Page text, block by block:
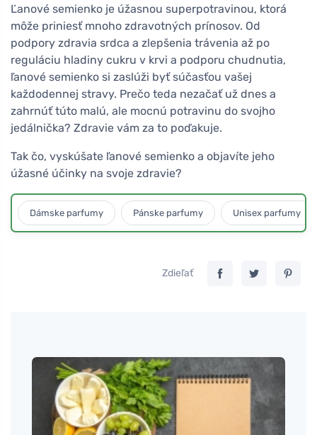
Ľanové semienko je úžasnou superpotravinou, ktorá
môže priniesť mnoho zdravotných prínosov. Od
podpory zdravia srdca a zlepšenia trávenia až po
reguláciu hladiny cukru v krvi a podporu chudnutia,
ľanové semienko si zaslúži byť súčasťou vašej
každodennej stravy. Prečo teda nezačať už dnes a
zahrnúť túto malú, ale mocnú potravinu do svojho
jedálnička? Zdravie vám za to poďakuje.
Tak čo, vyskúšate ľanové semienko a objavíte jeho
úžasné účinky na svoje zdravie?
Dámske parfumy Pánske parfumy Unisex parfumy
Zdieľať